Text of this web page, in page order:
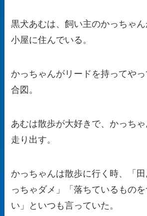
黒犬あむは、飼い主のかっちゃ
小屋に住んでいる。
かっちゃんがリードを持ってや
合図。
あむは散歩が大好きで、かっち
走り出す。
かっちゃんは散歩に行く時、「
っちゃダメ」「落ちているもの
い」といつも言っていた。